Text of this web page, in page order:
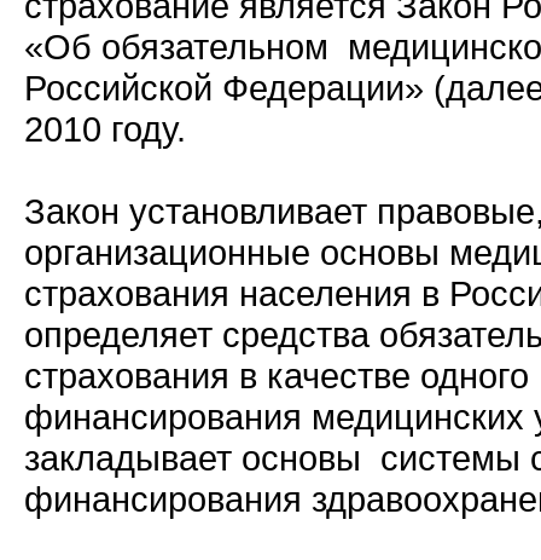
«Об обязательном
Российской Федерации»
2010 году.
Закон установливает
организационные основы
страхования населения в
определяет средства
страхования в качестве одного
финансирования медицинских
закладывает основы системы
финансирования